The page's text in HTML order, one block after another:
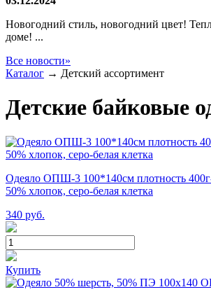
Новогодний стиль, новогодний цвет!
доме! ...
Все новости»
Каталог → Детский ассортимент
Детские байковые
Одеяло ОПШ-3 100*140см плотность
50% хлопок, серо-белая клетка
340 руб.
Купить